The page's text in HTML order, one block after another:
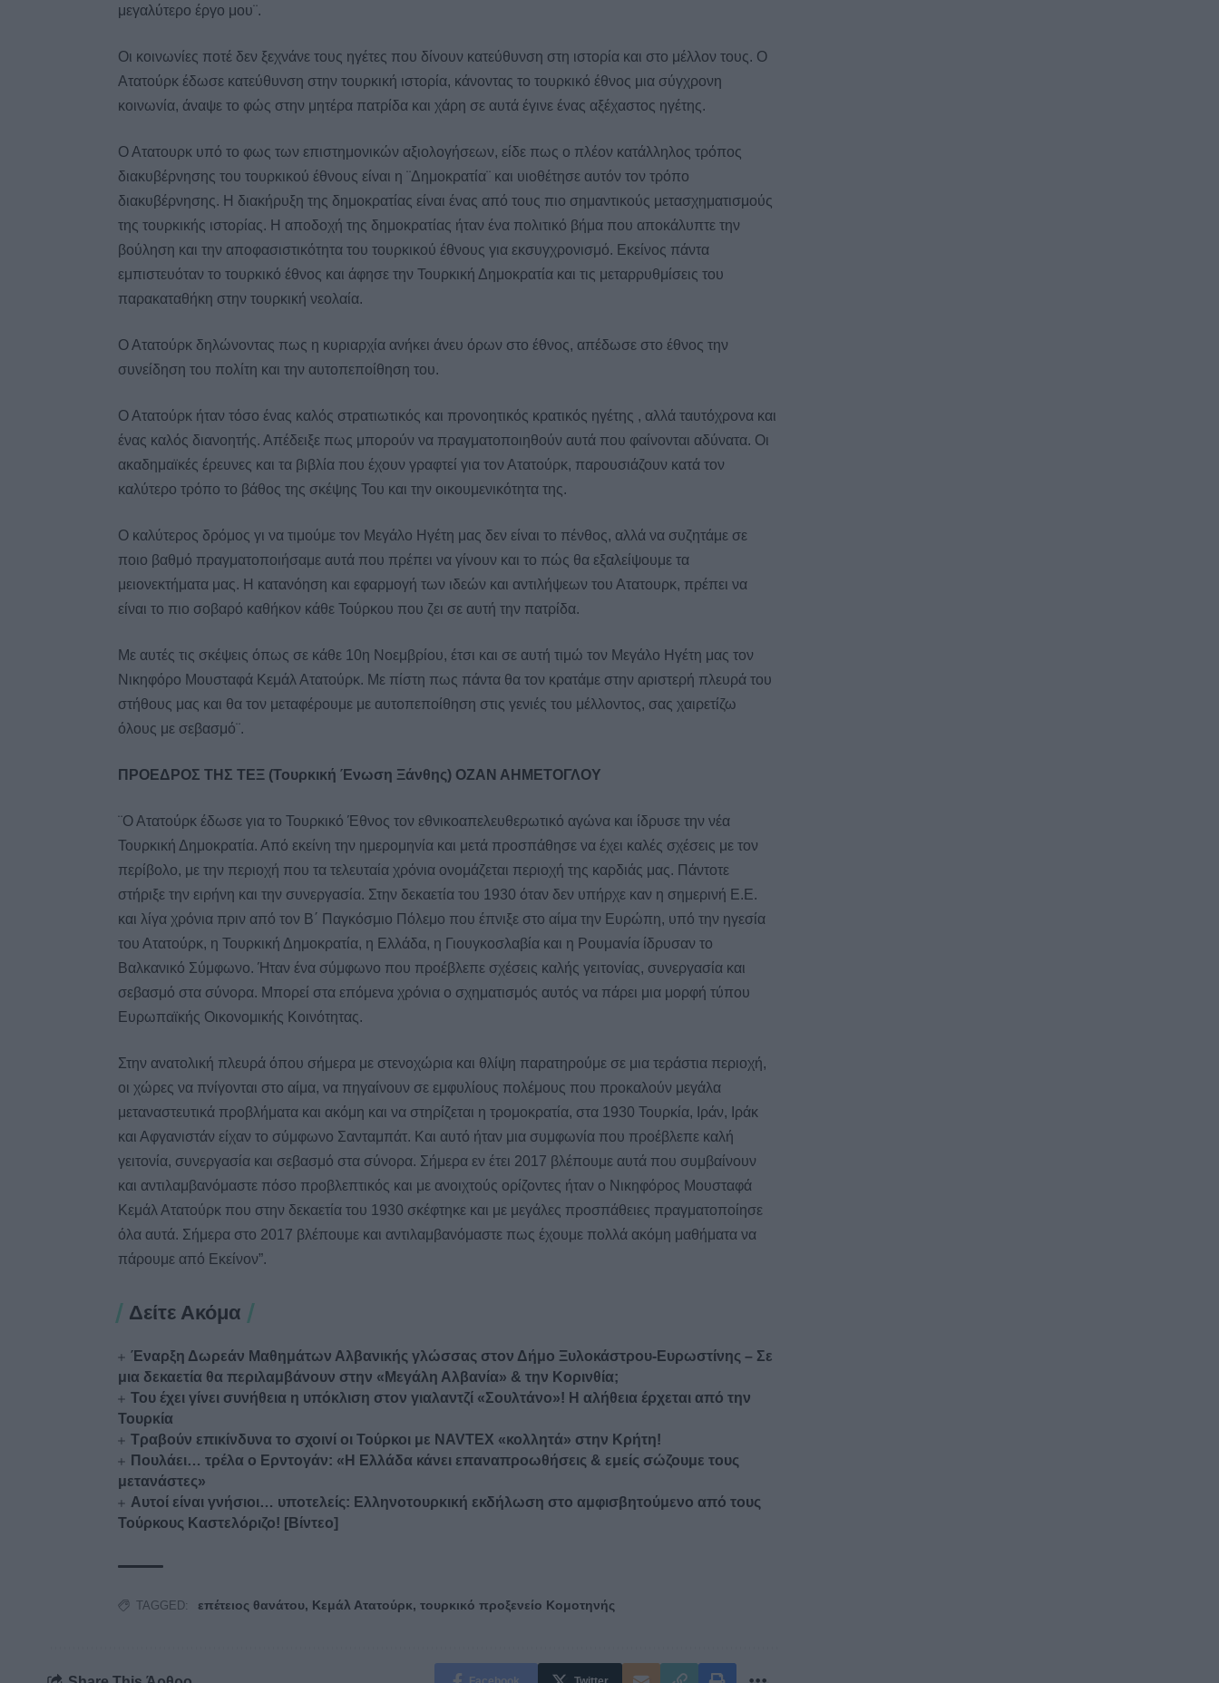
μεγαλύτερο έργο μου¨.
Οι κοινωνίες ποτέ δεν ξεχνάνε τους ηγέτες που δίνουν κατεύθυνση στη ιστορία και στο μέλλον τους. Ο
Ατατούρκ έδωσε κατεύθυνση στην τουρκική ιστορία, κάνοντας το τουρκικό έθνος μια σύγχρονη
κοινωνία, άναψε το φώς στην μητέρα πατρίδα και χάρη σε αυτά έγινε ένας αξέχαστος ηγέτης.
Ο Ατατουρκ υπό το φως των επιστημονικών αξιολογήσεων, είδε πως ο πλέον κατάλληλος τρόπος
διακυβέρνησης του τουρκικού έθνους είναι η ¨Δημοκρατία¨ και υιοθέτησε αυτόν τον τρόπο
διακυβέρνησης. Η διακήρυξη της δημοκρατίας είναι ένας από τους πιο σημαντικούς μετασχηματισμούς
της τουρκικής ιστορίας. Η αποδοχή της δημοκρατίας ήταν ένα πολιτικό βήμα που αποκάλυπτε την
βούληση και την αποφασιστικότητα του τουρκικού έθνους για εκσυγχρονισμό. Εκείνος πάντα
εμπιστευόταν το τουρκικό έθνος και άφησε την Τουρκική Δημοκρατία και τις μεταρρυθμίσεις του
παρακαταθήκη στην τουρκική νεολαία.
Ο Ατατούρκ δηλώνοντας πως η κυριαρχία ανήκει άνευ όρων στο έθνος, απέδωσε στο έθνος την
συνείδηση του πολίτη και την αυτοπεποίθηση του.
Ο Ατατούρκ ήταν τόσο ένας καλός στρατιωτικός και προνοητικός κρατικός ηγέτης , αλλά ταυτόχρονα και
ένας καλός διανοητής. Απέδειξε πως μπορούν να πραγματοποιηθούν αυτά που φαίνονται αδύνατα. Οι
ακαδημαϊκές έρευνες και τα βιβλία που έχουν γραφτεί για τον Ατατούρκ, παρουσιάζουν κατά τον
καλύτερο τρόπο το βάθος της σκέψης Του και την οικουμενικότητα της.
Ο καλύτερος δρόμος γι να τιμούμε τον Μεγάλο Ηγέτη μας δεν είναι το πένθος, αλλά να συζητάμε σε
ποιο βαθμό πραγματοποιήσαμε αυτά που πρέπει να γίνουν και το πώς θα εξαλείψουμε τα
μειονεκτήματα μας. Η κατανόηση και εφαρμογή των ιδεών και αντιλήψεων του Ατατουρκ, πρέπει να
είναι το πιο σοβαρό καθήκον κάθε Τούρκου που ζει σε αυτή την πατρίδα.
Με αυτές τις σκέψεις όπως σε κάθε 10η Νοεμβρίου, έτσι και σε αυτή τιμώ τον Μεγάλο Ηγέτη μας τον
Νικηφόρο Μουσταφά Κεμάλ Ατατούρκ. Με πίστη πως πάντα θα τον κρατάμε στην αριστερή πλευρά του
στήθους μας και θα τον μεταφέρουμε με αυτοπεποίθηση στις γενιές του μέλλοντος, σας χαιρετίζω
όλους με σεβασμό¨.
ΠΡΟΕΔΡΟΣ ΤΗΣ ΤΕΞ (Τουρκική Ένωση Ξάνθης) ΟΖΑΝ ΑΗΜΕΤΟΓΛΟΥ
¨Ο Ατατούρκ έδωσε για το Τουρκικό Έθνος τον εθνικοαπελευθερωτικό αγώνα και ίδρυσε την νέα
Τουρκική Δημοκρατία. Από εκείνη την ημερομηνία και μετά προσπάθησε να έχει καλές σχέσεις με τον
περίβολο, με την περιοχή που τα τελευταία χρόνια ονομάζεται περιοχή της καρδιάς μας. Πάντοτε
στήριξε την ειρήνη και την συνεργασία. Στην δεκαετία του 1930 όταν δεν υπήρχε καν η σημερινή Ε.Ε.
και λίγα χρόνια πριν από τον Β΄ Παγκόσμιο Πόλεμο που έπνιξε στο αίμα την Ευρώπη, υπό την ηγεσία
του Ατατούρκ, η Τουρκική Δημοκρατία, η Ελλάδα, η Γιουγκοσλαβία και η Ρουμανία ίδρυσαν το
Βαλκανικό Σύμφωνο. Ήταν ένα σύμφωνο που προέβλεπε σχέσεις καλής γειτονίας, συνεργασία και
σεβασμό στα σύνορα. Μπορεί στα επόμενα χρόνια ο σχηματισμός αυτός να πάρει μια μορφή τύπου
Ευρωπαϊκής Οικονομικής Κοινότητας.
Στην ανατολική πλευρά όπου σήμερα με στενοχώρια και θλίψη παρατηρούμε σε μια τεράστια περιοχή,
οι χώρες να πνίγονται στο αίμα, να πηγαίνουν σε εμφυλίους πολέμους που προκαλούν μεγάλα
μεταναστευτικά προβλήματα και ακόμη και να στηρίζεται η τρομοκρατία, στα 1930 Τουρκία, Ιράν, Ιράκ
και Αφγανιστάν είχαν το σύμφωνο Σανταμπάτ. Και αυτό ήταν μια συμφωνία που προέβλεπε καλή
γειτονία, συνεργασία και σεβασμό στα σύνορα. Σήμερα εν έτει 2017 βλέπουμε αυτά που συμβαίνουν
και αντιλαμβανόμαστε πόσο προβλεπτικός και με ανοιχτούς ορίζοντες ήταν ο Νικηφόρος Μουσταφά
Κεμάλ Ατατούρκ που στην δεκαετία του 1930 σκέφτηκε και με μεγάλες προσπάθειες πραγματοποίησε
όλα αυτά. Σήμερα στο 2017 βλέπουμε και αντιλαμβανόμαστε πως έχουμε πολλά ακόμη μαθήματα να
πάρουμε από Εκείνον”.
Δείτε Ακόμα
Έναρξη Δωρεάν Μαθημάτων Αλβανικής γλώσσας στον Δήμο Ξυλοκάστρου-Ευρωστίνης – Σε
μια δεκαετία θα περιλαμβάνουν στην «Μεγάλη Αλβανία» & την Κορινθία;
Του έχει γίνει συνήθεια η υπόκλιση στον γιαλαντζί «Σουλτάνο»! Η αλήθεια έρχεται από την
Τουρκία
Τραβούν επικίνδυνα το σχοινί οι Τούρκοι με NAVTEX «κολλητά» στην Κρήτη!
Πουλάει… τρέλα ο Ερντογάν: «Η Ελλάδα κάνει επαναπροωθήσεις & εμείς σώζουμε τους
μετανάστες»
Αυτοί είναι γνήσιοι… υποτελείς: Ελληνοτουρκική εκδήλωση στο αμφισβητούμενο από τους
Τούρκους Καστελόριζο! [Βίντεο]
TAGGED: επέτειος θανάτου, Κεμάλ Ατατούρκ, τουρκικό προξενείο Κομοτηνής